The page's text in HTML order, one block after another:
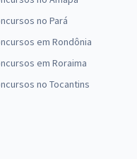
no Pará
em Rondônia
em Roraima
no Tocantins